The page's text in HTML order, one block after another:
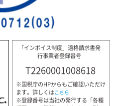
「インボイス制度」適格請求書発
行事業者登録番号
T2260001008618
※国税庁のHPからもご確認いただけ
ます。詳しくはこちら
※登録番号は当社の発行する「各種